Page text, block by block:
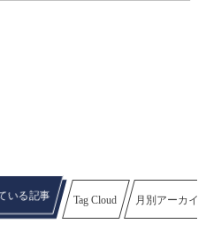
いる記事 Tag Cloud 月別アーカイ